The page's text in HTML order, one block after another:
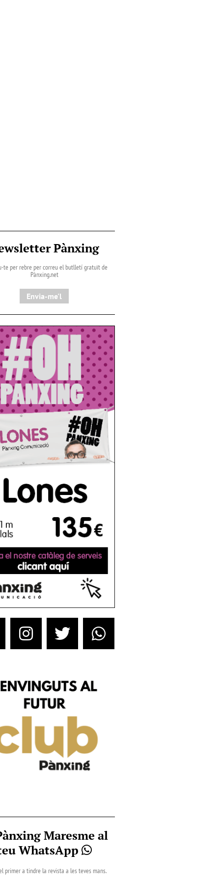
Pànxing
te per rebre per correu el butlletí gratuït de
Pànxing.net​
Envia-me'l
Maresme al
WhatsApp
primer a tindre la revista a les teves mans.